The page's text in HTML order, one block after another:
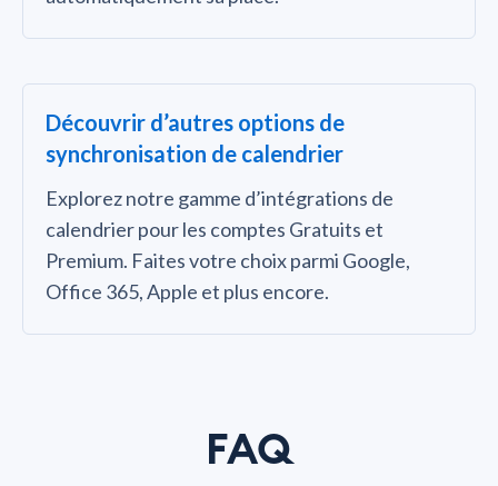
Découvrir d’autres options de
synchronisation de calendrier
Explorez notre gamme d’intégrations de
calendrier pour les comptes Gratuits et
Premium. Faites votre choix parmi Google,
Office 365, Apple et plus encore.
FAQ